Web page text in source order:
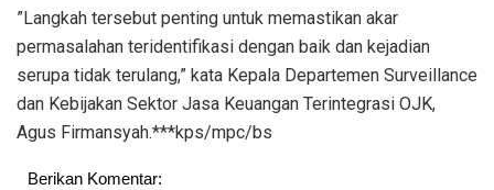
”Langkah tersebut penting untuk memastikan akar
permasalahan teridentifikasi dengan baik dan kejadian
serupa tidak terulang,” kata Kepala Departemen Surveillance
dan Kebijakan Sektor Jasa Keuangan Terintegrasi OJK,
Agus Firmansyah.***kps/mpc/bs
Berikan Komentar: